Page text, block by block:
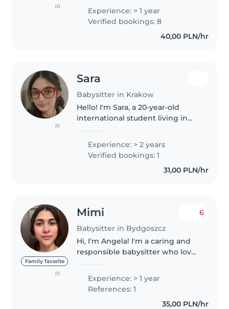
(3)
services for children from
preschoolers to teenage . I'm a
responsible, and empathetic
Experience: > 1 year
Verified bookings: 8
40,00 PLN/hr
(1)
Sara
Babysitter in Krakow
Hello! I'm Sara, a 20-year-old
international student living in
patient, and caring person who
enjoys spending time with
children. I can help with
Experience: > 2 years
Verified bookings: 1
31,00 PLN/hr
Family favorite
(1)
Mimi
Babysitter in Bydgoszcz
6
Hi, I'm Angela! I'm a caring and
responsible babysitter who loves
medicine and I have a solid
understanding of CPR and First..
Experience: > 1 year
References: 1
35,00 PLN/hr